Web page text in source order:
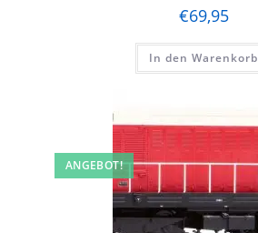
€69,95
In den Warenkorb
ANGEBOT!